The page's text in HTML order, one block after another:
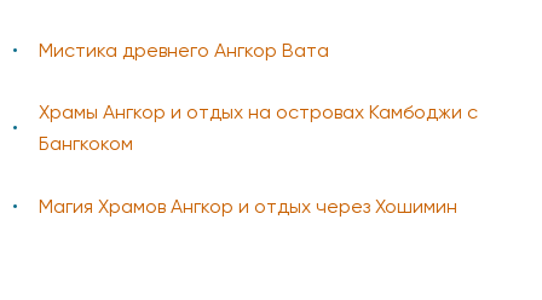
Мистика древнего Ангкор Вата
Храмы Ангкор и отдых на островах Камбоджи c
Бангкоком
Магия Храмов Ангкор и отдых через Хошимин